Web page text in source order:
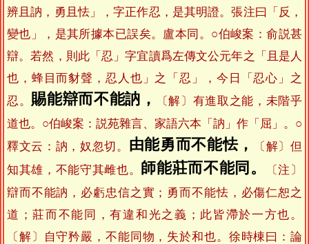
辨且訥，勇且怯」，字正作忍，是其明證。張注曰「反，
變也」，是其所據本已誤矣。盧本同。○伯峻案：俞説甚
辯。若然，則此「忍」字宜讀爲左傳文公元年之「且是人
也，蜂目而豺聲，忍人也」之「忍」，今日「忍心」之
忍。 賜能辯而不能訥，
〔解〕有進取之能，未階乎
道也。○伯峻案：説苑雜言、家語六本「訥」作「屈」。○
釋文云：訥，奴忽切。 由能勇而不能怯，
〔解〕但
知其雄，不能守其雌也。 師能莊而不能同。
〔注〕
辯而不能訥，必虧忠信之實；勇而不能怯，必傷仁恕之
道；莊而不能同，有違和光之義；此皆滯於一方也。
〔解〕自守矜嚴，不能同物，失於和也。徐時棟曰：論